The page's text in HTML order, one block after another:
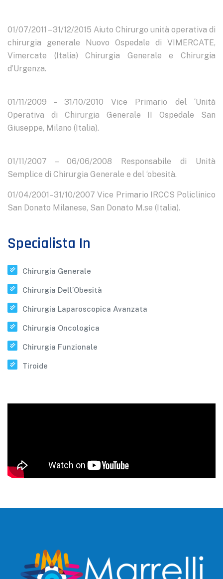
01/07/2011 – 31/12/2015 Aiuto Chirurgo unità operativa di
chirurgia generale Nuovo Ospedale di VIMERCATE,
Vimercate (Italia) Chirurgia Generale e Chirurgia
d’Urgenza.
01/11/2009 – 31/10/2010 Vice Primario del ‘Unità
Operativa di Chirurgia Generale II Ospedale San
Giuseppe, Milano (Italia).
01/11/2007 – 06/06/2008 Responsabile di Unità
Semplice di Chirurgia Generale e del ‘obesità.
01/04/2001–31/10/2007 Vice Primario IRCCS Policlinico
San Donato Milanese, San Donato M.se (Italia).
Specialista In
Chirurgia Generale
Chirurgia Dell’Obesità
Chirurgia Laparoscopica Avanzata
Chirurgia Oncologica
Chirurgia Funzionale
Tiroide